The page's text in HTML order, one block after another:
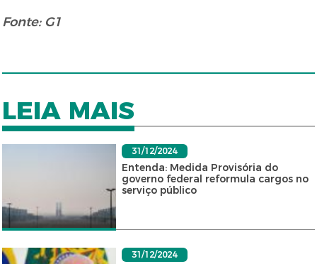
Fonte: G1
LEIA MAIS
31/12/2024
Entenda: Medida Provisória do
governo federal reformula cargos no
serviço público
31/12/2024